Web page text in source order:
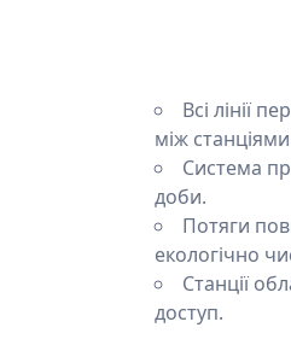
Всі лінії
між станціями
Система
доби.
Потяги
екологічно
Станції
доступ.